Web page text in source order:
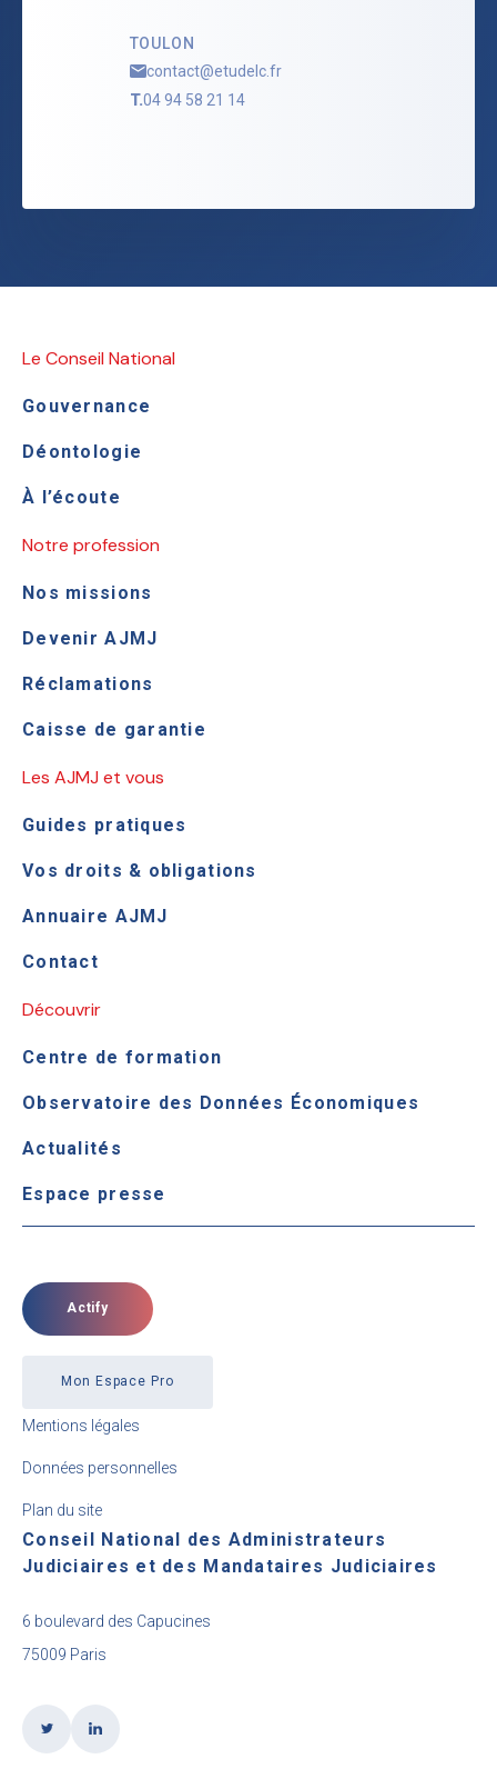
TOULON
contact@etudelc.fr
T.04 94 58 21 14
Le Conseil National
Gouvernance
Déontologie
À l’écoute
Notre profession
Nos missions
Devenir AJMJ
Réclamations
Caisse de garantie
Les AJMJ et vous
Guides pratiques
Vos droits & obligations
Annuaire AJMJ
Contact
Découvrir
Centre de formation
Observatoire des Données Économiques
Actualités
Espace presse
Actify
Mon Espace Pro
Mentions légales
Données personnelles
Plan du site
Conseil National des Administrateurs
Judiciaires et des Mandataires Judiciaires
6 boulevard des Capucines
75009 Paris